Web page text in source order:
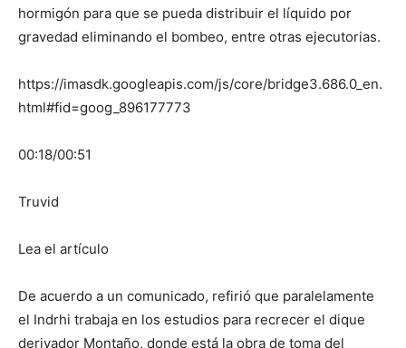
hormigón para que se pueda distribuir el líquido por
gravedad eliminando el bombeo, entre otras ejecutorias.
https://imasdk.googleapis.com/js/core/bridge3.686.0_en.
html#fid=goog_896177773
00:18/00:51
Truvid
Lea el artículo
De acuerdo a un comunicado, refirió que paralelamente
el Indrhi trabaja en los estudios para recrecer el dique
derivador Montaño, donde está la obra de toma del